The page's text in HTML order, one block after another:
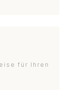
für Ihren